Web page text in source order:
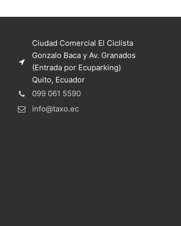
Ciudad Comercial El Ciclista
Gonzalo Baca y Av. Granados
(Entrada por Ecuparking)
Quito, Ecuador
099 061 5590
info@taxo.ec